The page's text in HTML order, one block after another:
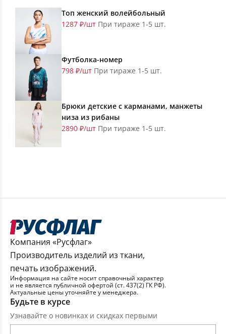
Топ женский волейбольный
1287 ₽/шт При тираже 1-5 шт.
Футболка-номер
798 ₽/шт При тираже 1-5 шт.
Брюки детские с карманами, манжеты
низа из рибаны
2890 ₽/шт При тираже 1-5 шт.
Компания «Русфлаг»
Производитель изделий из ткани,
печать изображений.
Информация на сайте носит справочный характер
и не является публичной офертой (ст. 437(2) ГК РФ).
Актуальные цены уточняйте у менеджера.
Будьте в курсе
Узнавайте о новинках и скидках первыми